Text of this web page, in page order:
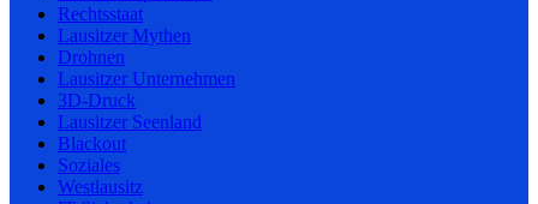
Rechtsstaat
Lausitzer Mythen
Drohnen
Lausitzer Unternehmen
3D-Druck
Lausitzer Seenland
Blackout
Soziales
Westlausitz